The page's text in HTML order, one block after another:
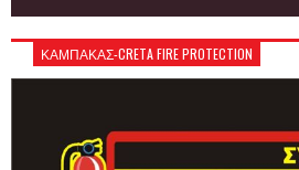
ΚΑΜΠΑΚΑΣ-CRETA FIRE PROTECTION